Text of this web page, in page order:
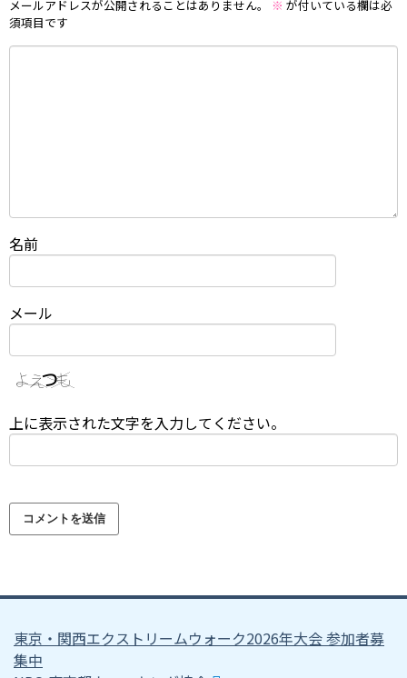
メールアドレスが公開されることはありません。 ※ が付いている欄は必
須項目です
名前
メール
上に表示された文字を入力してください。
東京・関西エクストリームウォーク2026年大会 参加者募
集中